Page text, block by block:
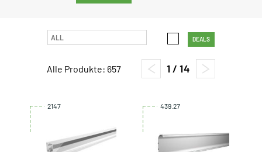
DEALS
Alle Produkte: 657 1 / 14
2147 439.27